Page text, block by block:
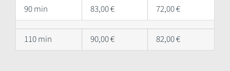
90 min 83,00 € 72,00 €
110 min 90,00 € 82,00 €